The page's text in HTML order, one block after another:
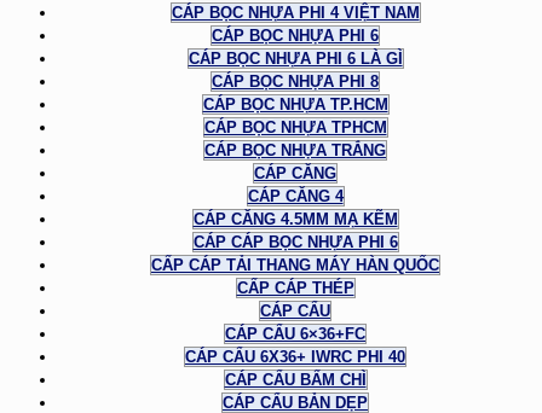
CÁP BỌC NHỰA PHI 4 VIỆT NAM
CÁP BỌC NHỰA PHI 6
CÁP BỌC NHỰA PHI 6 LÀ GÌ
CÁP BỌC NHỰA PHI 8
CÁP BỌC NHỰA TP.HCM
CÁP BỌC NHỰA TPHCM
CÁP BỌC NHỰA TRẮNG
CÁP CĂNG
CÁP CĂNG 4
CÁP CĂNG 4.5MM MẠ KẼM
CÁP CÁP BỌC NHỰA PHI 6
CẤP CÁP TẢI THANG MÁY HÀN QUỐC
CẤP CÁP THÉP
CÁP CẨU
CÁP CẨU 6×36+FC
CÁP CẨU 6X36+ IWRC PHI 40
CÁP CẨU BẤM CHÌ
CÁP CẨU BẢN DẸP